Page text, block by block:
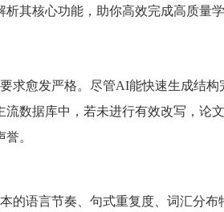
其核心功能，助你高效完成高质量学
求愈发严格。尽管AI能快速生成结
数据库中，若未进行有效改写，论
。
的语言节奏、句式重复度、词汇分布